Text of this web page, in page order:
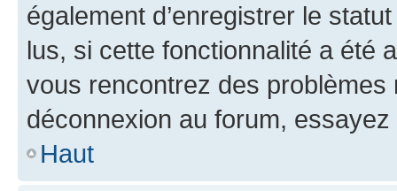
également d’enregistrer le
lus, si cette fonctionnalité a été
vous rencontrez des
déconnexion au forum,
Haut